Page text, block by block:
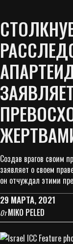
Создав врагов своим
заявляет о своем
он отчуждал этими
29 МАРТА, 2021
ОтMIKO PELED